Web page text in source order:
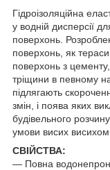
Гідроізоляційна
у водній дисперсії
поверхонь.
поверхонь, як
поверхонь з
тріщини в певному
підлягають
змін, і поява яких
будівельного
умови висих висихом.
СВІЙСТВА:
— Повна